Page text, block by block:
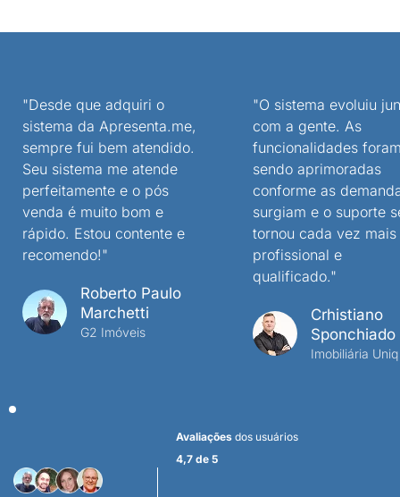
"Desde que adquiri o
sistema da Apresenta.me,
sempre fui bem atendido.
Seu sistema me atende
perfeitamente e o pós
venda é muito bom e
rápido. Estou contente e
recomendo!"
Roberto Paulo
Marchetti
G2 Imóveis
"O sistema evoluiu
com a gente. As
funcionalidades
sendo aprimoradas
conforme as
surgiam e o suporte
tornou cada vez mais
profissional e
qualificado."
Crhistiano
Sponchiado
Imobiliária Uniq
4,7 de 5
Avaliações dos usuários